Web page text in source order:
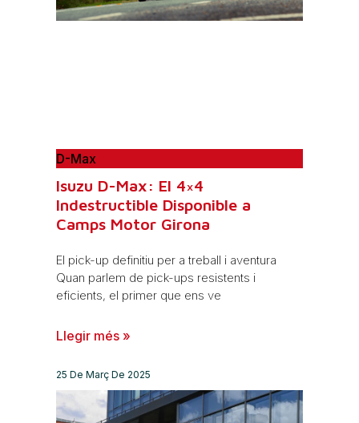
D-Max
Isuzu D-Max: El 4×4
Indestructible Disponible a
Camps Motor Girona
El pick-up definitiu per a treball i aventura
Quan parlem de pick-ups resistents i
eficients, el primer que ens ve
Llegir més »
25 De Març De 2025